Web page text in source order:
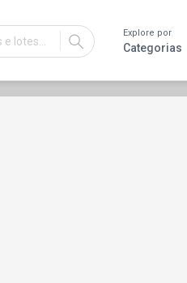
IR
Explore por
Categorias